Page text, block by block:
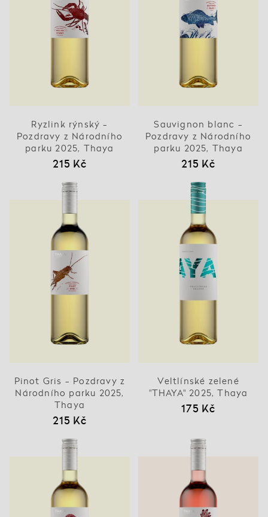
Ryzlink rýnský -
Pozdravy z Národního
parku 2025, Thaya
215 Kč
Sauvignon blanc -
Pozdravy z Národního
parku 2025, Thaya
215 Kč
Pinot Gris - Pozdravy z
Národního parku 2025,
Thaya
215 Kč
Veltlínské zelené
"THAYA" 2025, Thaya
175 Kč